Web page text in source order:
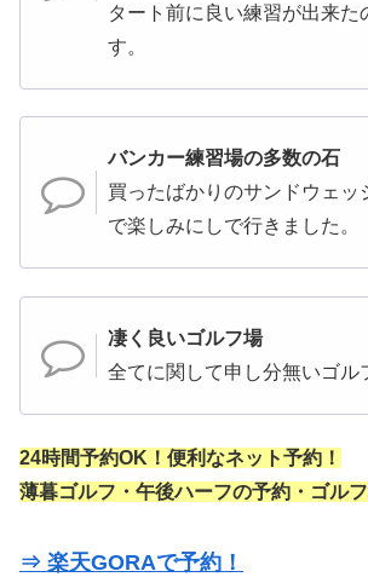
タート前に良い練習が出来た
す。
バンカー練習場の多数の石
買ったばかりのサンドウェッ
で楽しみにしで行きました。
凄く良いゴルフ場
全てに関して申し分無いゴル
24時間予約OK！便利なネット予約！
薄暮ゴルフ・午後ハーフの予約・ゴル
⇒ 楽天GORAで予約！